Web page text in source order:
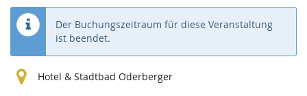
Der Buchungszeitraum für diese Veranstaltung
ist beendet.
Hotel & Stadtbad Oderberger